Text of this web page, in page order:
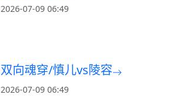
2026-07-09 06:49
双向魂穿/慎儿vs陵容
2026-07-09 06:49